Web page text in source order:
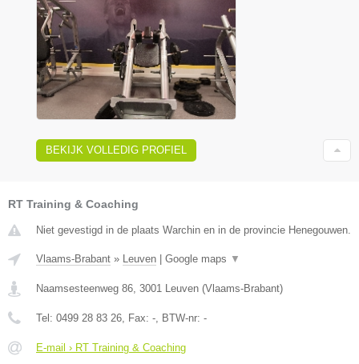
BEKIJK VOLLEDIG PROFIEL
RT Training & Coaching
Niet gevestigd in de plaats Warchin en in de provincie Henegouwen.
Vlaams-Brabant » Leuven Google maps ▼
Naamsesteenweg 86, 3001 Leuven (Vlaams-Brabant)
Tel: 0499 28 83 26, Fax: -, BTW-nr: -
E-mail › RT Training & Coaching